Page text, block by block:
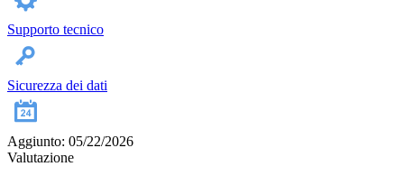
Supporto tecnico
Sicurezza dei dati
Aggiunto: 05/22/2026
Valutazione